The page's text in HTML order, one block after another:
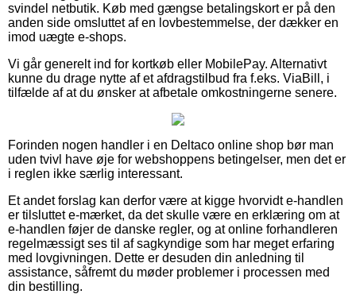
svindel netbutik. Køb med gængse betalingskort er på den
anden side omsluttet af en lovbestemmelse, der dækker en
imod uægte e-shops.
Vi går generelt ind for kortkøb eller MobilePay. Alternativt
kunne du drage nytte af et afdragstilbud fra f.eks. ViaBill, i
tilfælde af at du ønsker at afbetale omkostningerne senere.
Forinden nogen handler i en Deltaco online shop bør man
uden tvivl have øje for webshoppens betingelser, men det er
i reglen ikke særlig interessant.
Et andet forslag kan derfor være at kigge hvorvidt e-handlen
er tilsluttet e-mærket, da det skulle være en erklæring om at
e-handlen føjer de danske regler, og at online forhandleren
regelmæssigt ses til af sagkyndige som har meget erfaring
med lovgivningen. Dette er desuden din anledning til
assistance, såfremt du møder problemer i processen med
din bestilling.